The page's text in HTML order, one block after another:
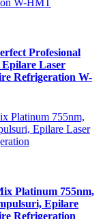
Profesional
Epilare Laser
Refrigeration W-
Platinum 755nm,
Epilare
Refrigeration